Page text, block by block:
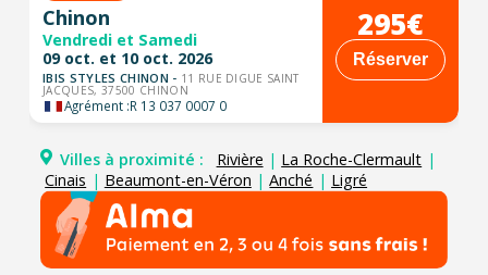
Chinon
Vendredi et Samedi
09 oct. et 10 oct. 2026
IBIS STYLES CHINON - 11 RUE DIGUE SAINT
JACQUES, 37500 CHINON
Agrément :R 13 037 0007 0
295€
Réserver
Villes à proximité : Rivière | La Roche-Clermault |
Cinais | Beaumont-en-Véron | Anché | Ligré